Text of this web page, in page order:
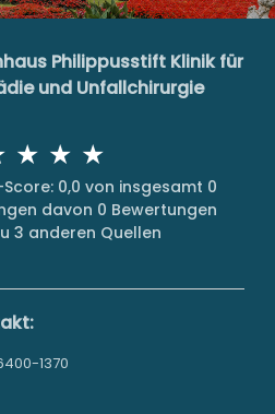
Philippusstift Klinik für
und Unfallchirurgie
0,0 von insgesamt 0
davon 0 Bewertungen
3 anderen Quellen
1370